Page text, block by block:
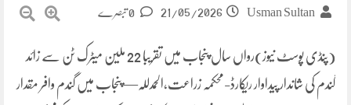
Usman Sultan
21/05/2026
(پنڈی پوسٹ نیوز)رواں سال پنجاب میں تقریبا 22 ملین میٹرک ٹن سے زائد
گندم کی شاندار پیداوار ریکارڈ-محکمہ زراعت,الحمدللہ— پنجاب میں گندم وافر مقدار